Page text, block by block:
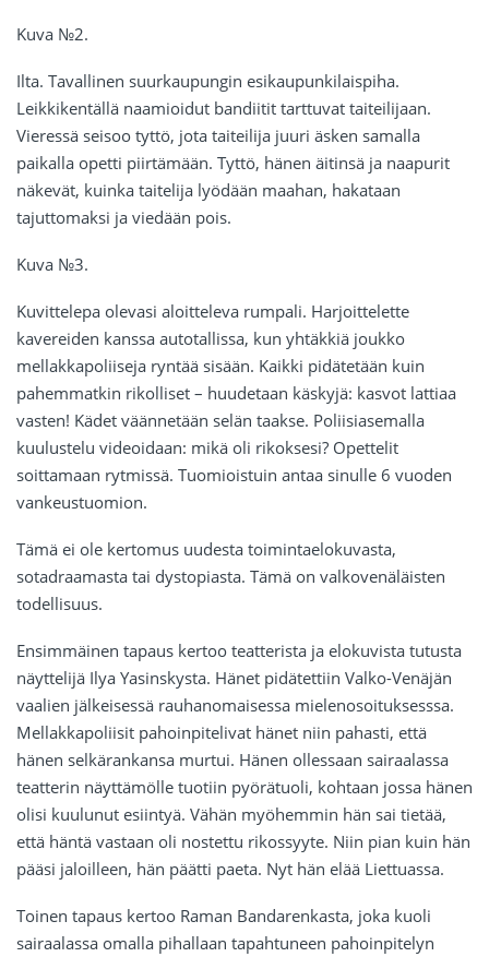
Kuva №2.
Ilta. Tavallinen suurkaupungin esikaupunkilaispiha.
Leikkikentällä naamioidut bandiitit tarttuvat taiteilijaan.
Vieressä seisoo tyttö, jota taiteilija juuri äsken samalla
paikalla opetti piirtämään. Tyttö, hänen äitinsä ja naapurit
näkevät, kuinka taitelija lyödään maahan, hakataan
tajuttomaksi ja viedään pois.
Kuva №3.
Kuvittelepa olevasi aloitteleva rumpali. Harjoittelette
kavereiden kanssa autotallissa, kun yhtäkkiä joukko
mellakkapoliiseja ryntää sisään. Kaikki pidätetään kuin
pahemmatkin rikolliset – huudetaan käskyjä: kasvot lattiaa
vasten! Kädet väännetään selän taakse. Poliisiasemalla
kuulustelu videoidaan: mikä oli rikoksesi? Opettelit
soittamaan rytmissä. Tuomioistuin antaa sinulle 6 vuoden
vankeustuomion.
Tämä ei ole kertomus uudesta toimintaelokuvasta,
sotadraamasta tai dystopiasta. Tämä on valkovenäläisten
todellisuus.
Ensimmäinen tapaus kertoo teatterista ja elokuvista tutusta
näyttelijä Ilya Yasinskysta. Hänet pidätettiin Valko-Venäjän
vaalien jälkeisessä rauhanomaisessa mielenosoituksesssa.
Mellakkapoliisit pahoinpitelivat hänet niin pahasti, että
hänen selkärankansa murtui. Hänen ollessaan sairaalassa
teatterin näyttämölle tuotiin pyörätuoli, kohtaan jossa hänen
olisi kuulunut esiintyä. Vähän myöhemmin hän sai tietää,
että häntä vastaan oli nostettu rikossyyte. Niin pian kuin hän
pääsi jaloilleen, hän päätti paeta. Nyt hän elää Liettuassa.
Toinen tapaus kertoo Raman Bandarenkasta, joka kuoli
sairaalassa omalla pihallaan tapahtuneen pahoinpitelyn